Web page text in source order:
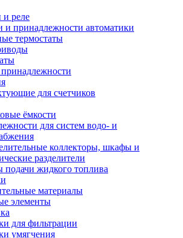
и реле
и принадлежности автоматики
термостаты
для счетчиков
ёмкости
для систем водо- и
коллекторы, шкафы и
разделители
подачи жидкого топлива
материалы
элементы
для фильтрации
умягчения